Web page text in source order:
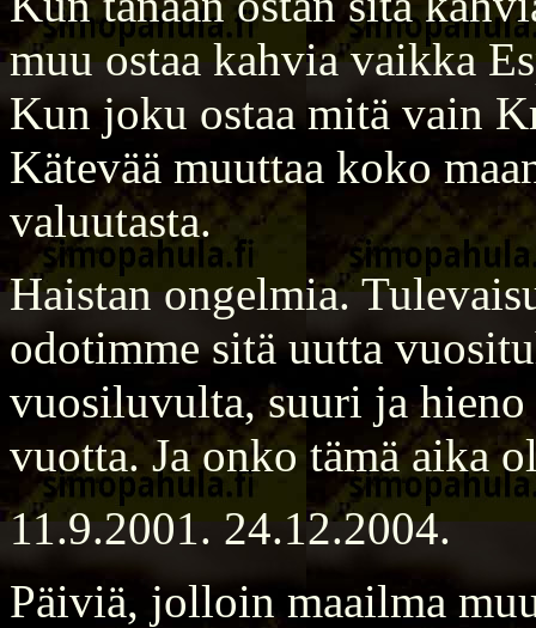
muu ostaa kahvia vaikka
Kun joku ostaa mitä vain
Kätevää muuttaa koko
valuutasta.
Haistan ongelmia.
odotimme sitä uutta
vuosiluvulta, suuri ja
vuotta. Ja onko tämä aika
11.9.2001. 24.12.2004.
Päiviä, jolloin maailma